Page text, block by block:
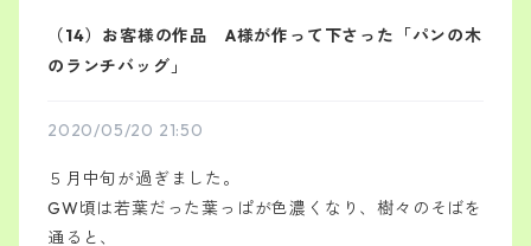
（14）お客様の作品 A様が作って下さった「パンの木
のランチバッグ」
2020/05/20 21:50
５月中旬が過ぎました。
GW頃は若葉だった葉っぱが色濃くなり、樹々のそばを
通ると、